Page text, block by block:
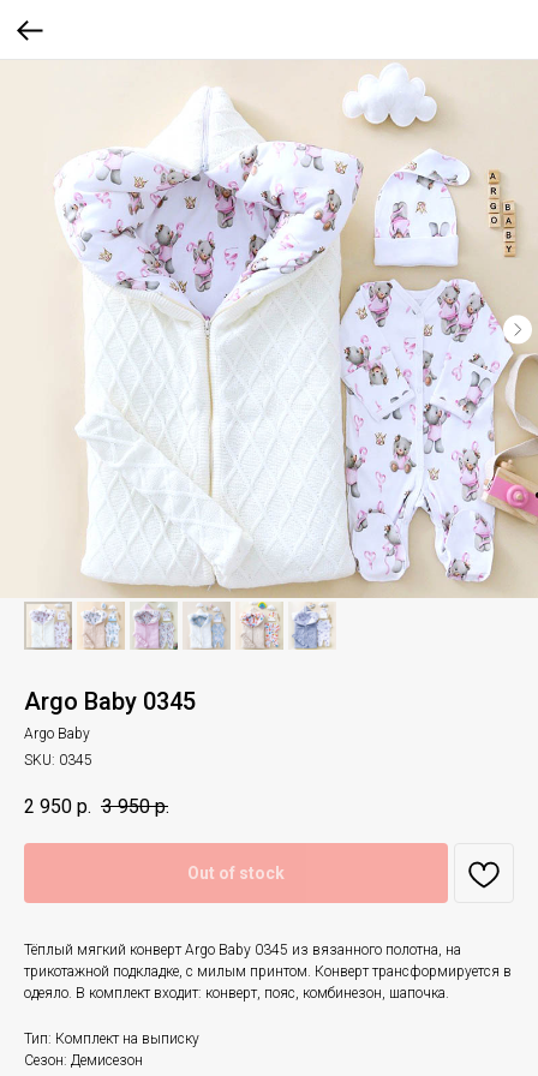
Argo Baby 0345
Argo Baby
SKU: 0345
2 950 р. 3 950 р.
Out of stock
Тёплый мягкий конверт Argo Baby 0345 из вязанного полотна, на
трикотажной подкладке, с милым принтом. Конверт трансформируется в
одеяло. В комплект входит: конверт, пояс, комбинезон, шапочка.
Тип: Комплект на выписку
Сезон: Демисезон